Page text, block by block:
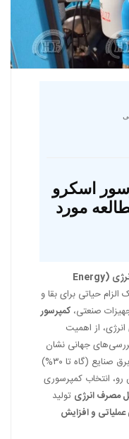
اسکرو
مورد
بهره‌وری انرژی (Energy
حیاتی برای بقا و
صنعتی، کمپرسور
از اهمیت
جهانی نشان
می‌دهد که بخش قابل توجهی از مصرف برق صنایع (گاه تا ۳۰%)
انتخاب کمپرسوری
مصرف انرژی تولید
و افزایش